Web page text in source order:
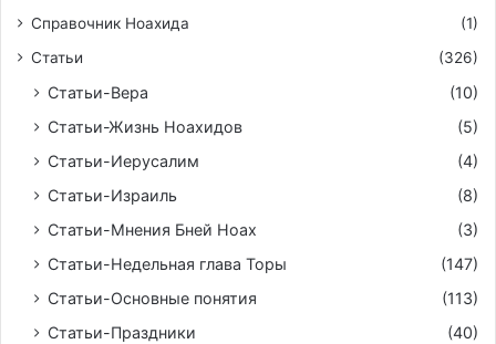
Справочник Ноахида
(1)
Статьи
(326)
Статьи-Вера
(10)
Статьи-Жизнь Ноахидов
(5)
Статьи-Иерусалим
(4)
Статьи-Израиль
(8)
Статьи-Мнения Бней Ноах
(3)
Статьи-Недельная глава Торы
(147)
Статьи-Основные понятия
(113)
Статьи-Праздники
(40)